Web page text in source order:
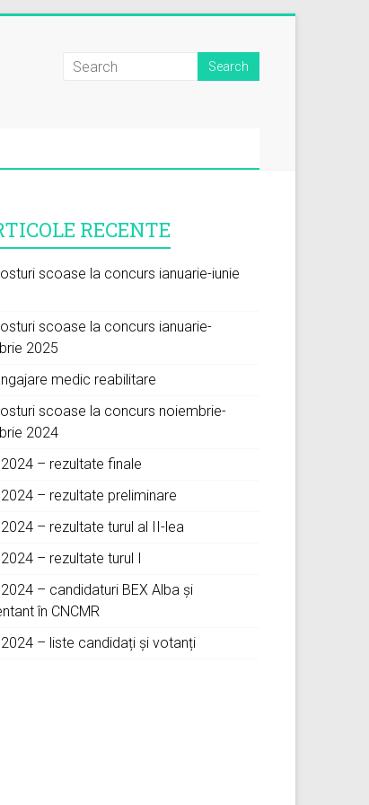
RECENTE
scoase la concurs ianuarie-iunie
scoase la concurs ianuarie-
2025
medic reabilitare
scoase la concurs noiembrie-
2024
– rezultate finale
– rezultate preliminare
– rezultate turul al II-lea
– rezultate turul I
– candidaturi BEX Alba și
în CNCMR
– liste candidați și votanți